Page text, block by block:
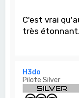
C'est vrai
très étonnant.
H3do
Pilote Silver